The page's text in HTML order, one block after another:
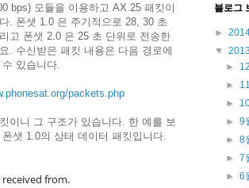
bps) 모듈을 이용하고 AX.25 패킷이
. 폰샛 1.0 은 주기적으로 28, 30 초
고 폰샛 2.0 은 25 초 단위로 전송한
. 수신받은 패킷 내용은 다음 경로에
있습니다.
packets.php
이니 그 구조가 있습니다. 한 예를 보
샛 1.0의 상태 데이터 패킷입니다.
from.
블로그
►
▼
►
►
►
►9
►8
►7
►6